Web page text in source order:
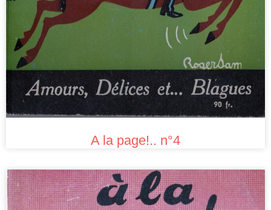
A la page!.. n°4